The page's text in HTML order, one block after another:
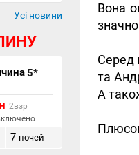
Усі новини
5*
2взр
7 ночей
Вона
Серед
та
А